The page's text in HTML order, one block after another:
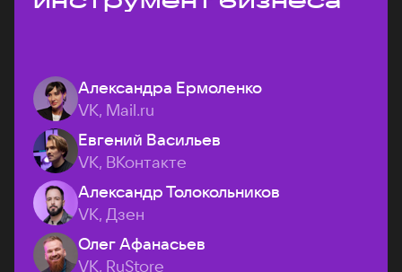
Александра Ермоленко
VK, Mail.ru
Евгений Васильев
VK, ВКонтакте
Александр Толокольников
VK, Дзен
Олег Афанасьев
VK, RuStore